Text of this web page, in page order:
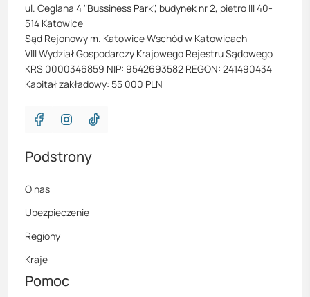
ul. Ceglana 4 "Bussiness Park", budynek nr 2, pietro III 40-
514 Katowice
Sąd Rejonowy m. Katowice Wschód w Katowicach
VIII Wydział Gospodarczy Krajowego Rejestru Sądowego
KRS 0000346859 NIP: 9542693582 REGON: 241490434
Kapitał zakładowy: 55 000 PLN
Podstrony
O nas
Ubezpieczenie
Regiony
Kraje
Pomoc